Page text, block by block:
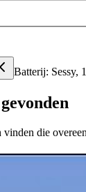
Batterij: Sessy,
die